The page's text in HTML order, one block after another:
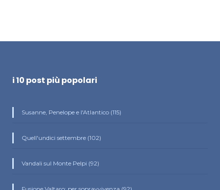
i 10 post più popolari
Susanne, Penelope e l'Atlantico (115)
Quell'undici settembre (102)
Vandali sul Monte Pelpi (92)